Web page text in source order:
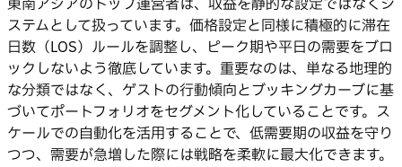
東南アジアのトップ運営者は、収益を静的な設定ではなくシ
ステムとして扱っています。価格設定と同様に積極的に滞在
日数（LOS）ルールを調整し、ピーク期や平日の需要をブロ
ックしないよう徹底しています。重要なのは、単なる地理的
な分類ではなく、ゲストの行動傾向とブッキングカーブに基
づいてポートフォリオをセグメント化していることです。ス
ケールでの自動化を活用することで、低需要期の収益を守り
つつ、需要が急増した際には戦略を柔軟に最大化できます。